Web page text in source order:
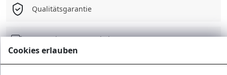
4-in-1 Set
Qualitätsgarantie
Kostenloser Versand ab 75 Є
Cookies erlauben